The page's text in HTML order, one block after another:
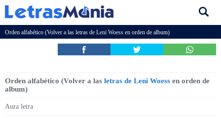
Orden alfabético (Volver a las letras de Leni Woess en orden de album)
Orden alfabético (Volver a las letras de Leni Woess en orden de
album)
Aura letra